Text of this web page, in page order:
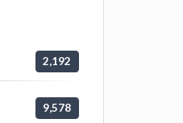
2,192
9,578